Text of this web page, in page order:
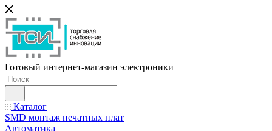
Готовый интернет-магазин электроники
Каталог
SMD монтаж печатных плат
Автоматика